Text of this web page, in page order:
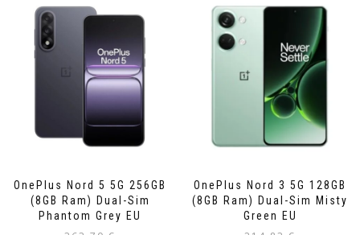
OnePlus Nord 5 5G 256GB
(8GB Ram) Dual-Sim
Phantom Grey EU
OnePlus Nord 3 5G 128GB
(8GB Ram) Dual-Sim Misty
Green EU